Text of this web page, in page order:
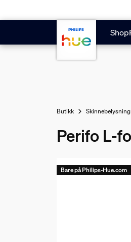
Shop
Butikk Skinnebelysning
Perifo L-
Bare på Philips-Hue.com